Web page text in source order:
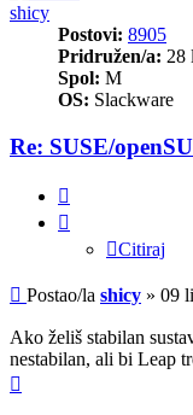
shicy
Postovi: 8905
Pridružen/a: 28
Spol: M
OS: Slackware
Re: SUSE/
Citiraj
Post
Postao/la shicy » 09
Ako želiš stabilan
nestabilan, ali bi Leap